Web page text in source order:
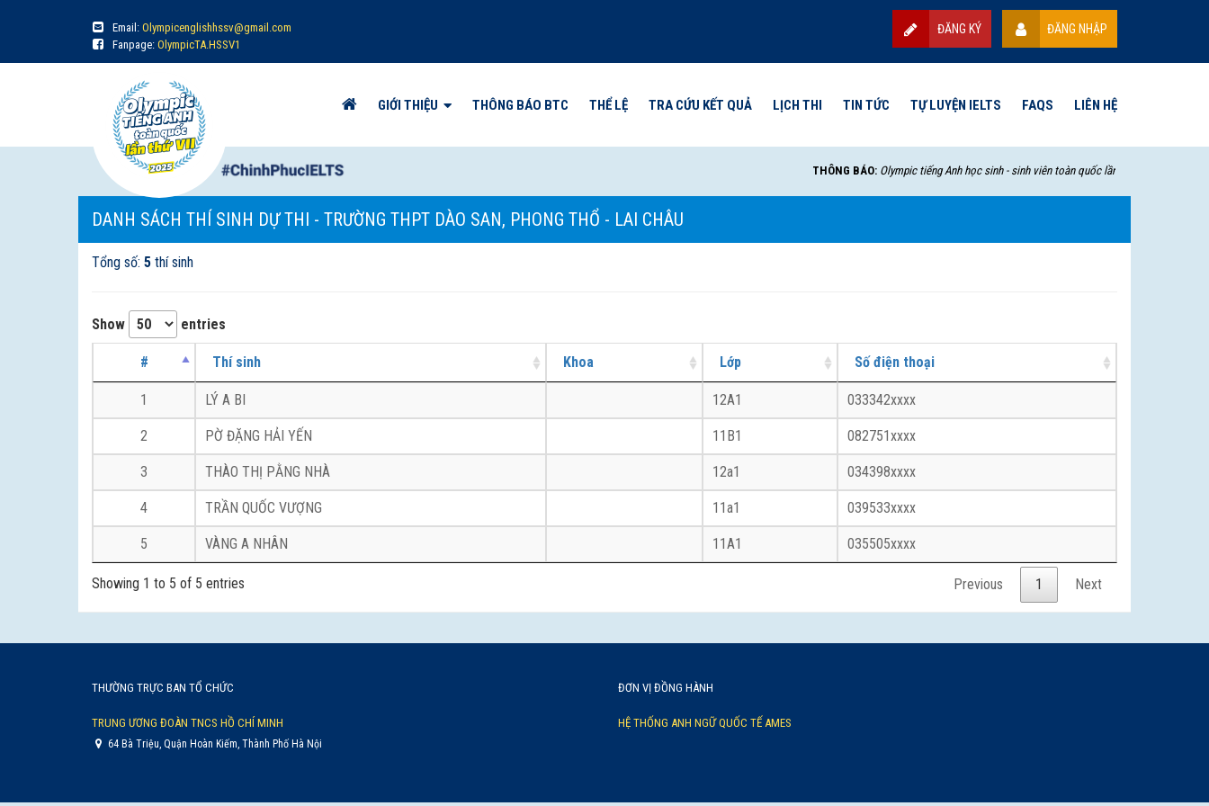
Email: Olympicenglishhssv@gmail.com
Fanpage: OlympicTA.HSSV1
ĐĂNG KÝ ĐĂNG NHẬP
THÔNG BÁO: Olympic tiếng Anh học sinh - sinh viên toàn quốc lần thứ VII - 2025 sẽ
GIỚI THIỆU THÔNG BÁO BTC THỂ LỆ TRA CỨU KẾT QUẢ LỊCH THI TIN TỨC TỰ LUYỆN IELTS FAQS LIÊN HỆ
DANH SÁCH THÍ SINH DỰ THI - TRƯỜNG THPT DÀO SAN, PHONG THỔ - LAI CHÂU
Tổng số: 5 thí sinh
Show entries
# Thí sinh Khoa Lớp Số điện thoại
1 LÝ A BI 12A1 033342xxxx
2 PỜ ĐẶNG HẢI YẾN 11B1 082751xxxx
3 THÀO THỊ PẰNG NHÀ 12a1 034398xxxx
4 TRẦN QUỐC VƯỢNG 11a1 039533xxxx
5 VÀNG A NHÂN 11A1 035505xxxx
Showing 1 to 5 of 5 entries Previous 1 Next
THƯỜNG TRỰC BAN TỔ CHỨC
TRUNG ƯƠNG ĐOÀN TNCS HỒ CHÍ MINH
64 Bà Triệu, Quận Hoàn Kiếm, Thành Phố Hà Nội
ĐƠN VỊ ĐỒNG HÀNH
HỆ THỐNG ANH NGỮ QUỐC TẾ AMES